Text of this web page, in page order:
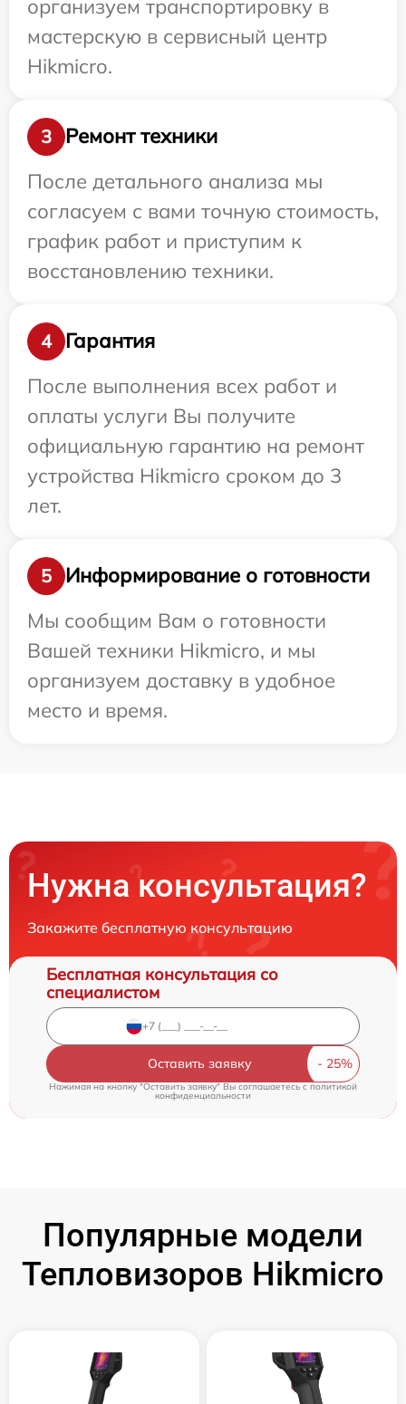
организуем транспортировку в
мастерскую в сервисный центр
Hikmicro.
3
Ремонт техники
После детального анализа мы
согласуем с вами точную стоимость,
график работ и приступим к
восстановлению техники.
4
Гарантия
После выполнения всех работ и
оплаты услуги Вы получите
официальную гарантию на ремонт
устройства Hikmicro сроком до 3
лет.
5
Информирование о готовности
Мы сообщим Вам о готовности
Вашей техники Hikmicro, и мы
организуем доставку в удобное
место и время.
Нужна консультация?
Закажите бесплатную консультацию
Бесплатная консультация со
специалистом
Оставить заявку
Нажимая на кнопку "Оставить заявку" Вы соглашаетесь cполитикой
конфиденциальности
Популярные модели
Тепловизоров Hikmicro